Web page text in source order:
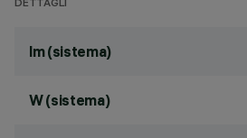
DETTAGLI
lm (sistema)
W (sistema)